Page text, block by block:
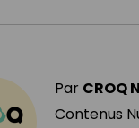
Par CROQ
Contenus